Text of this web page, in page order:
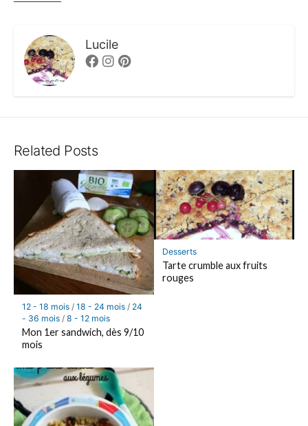
Lucile
FacebookInstagram
Pinterest
Related Posts
12 - 18 mois/ 18 - 24 mois/ 24
- 36 mois/ 8 - 12 mois
Mon 1er sandwich, dès 9/10
mois
Desserts
Tarte crumble aux fruits
rouges